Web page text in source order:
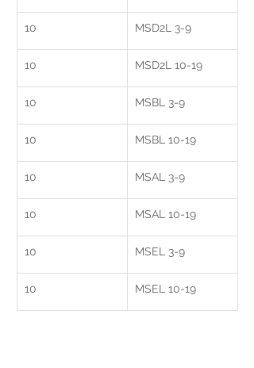
10 MSD2L 3-9
10 MSD2L 10-19
10 MSBL 3-9
10 MSBL 10-19
10 MSAL 3-9
10 MSAL 10-19
10 MSEL 3-9
10 MSEL 10-19